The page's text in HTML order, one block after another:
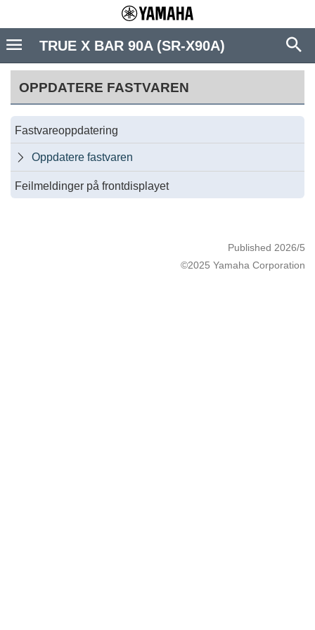
OPPDATERE FASTVAREN
Fastvareoppdatering
 Oppdatere fastvaren
Feilmeldinger på frontdisplayet
Published 2026/5
©2025 Yamaha Corporation
TRUE X BAR 90A (SR-X90A)